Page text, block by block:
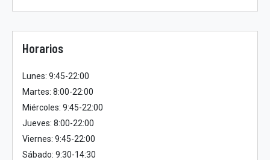
Horarios
Lunes: 9:45-22:00
Martes: 8:00-22:00
Miércoles: 9:45-22:00
Jueves: 8:00-22:00
Viernes: 9:45-22:00
Sábado: 9:30-14:30